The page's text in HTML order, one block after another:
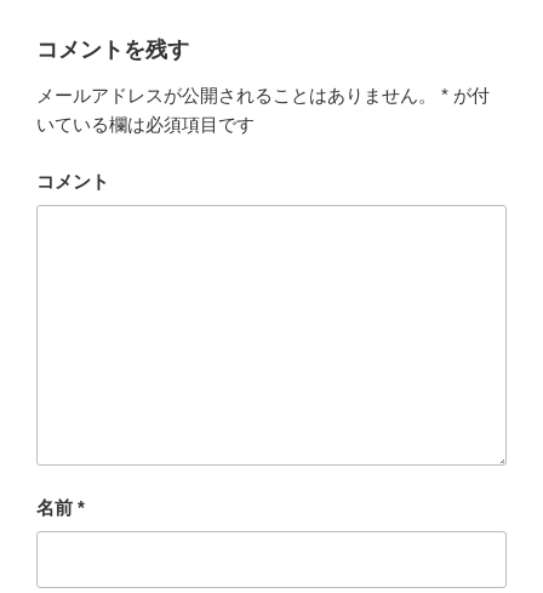
コメントを残す
メールアドレスが公開されることはありません。 * が付
いている欄は必須項目です
コメント
名前 *